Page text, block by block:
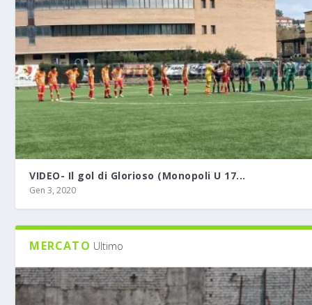
VIDEO- Il gol di Glorioso (Monopoli U 17...
Gen 3, 2020
MERCATO Ultimo